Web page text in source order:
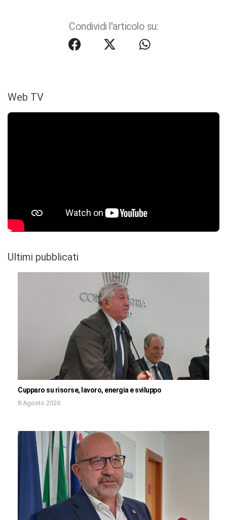
Condividi l'articolo su:
Web TV
Ultimi pubblicati
Cupparo su risorse, lavoro, energia e sviluppo
8 Agosto 2026